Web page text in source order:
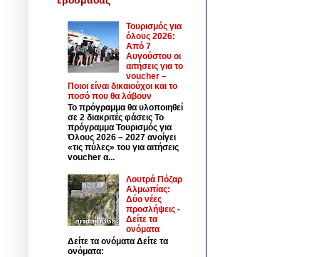
Τουρισμός για
όλους 2026:
Από 7
Αυγούστου οι
αιτήσεις για το
voucher –
Ποιοι είναι δικαιούχοι και το
ποσό που θα λάβουν
Το πρόγραμμα θα υλοποιηθεί
σε 2 διακριτές φάσεις Το
πρόγραμμα Τουρισμός για
Όλους 2026 – 2027 ανοίγει
«τις πύλες» του για αιτήσεις
voucher α...
Λουτρά Πόζαρ
Αλμωπίας:
Δύο νέες
προσλήψεις -
Δείτε τα
ονόματα
Δείτε τα ονόματα Δείτε τα
ονόματα: